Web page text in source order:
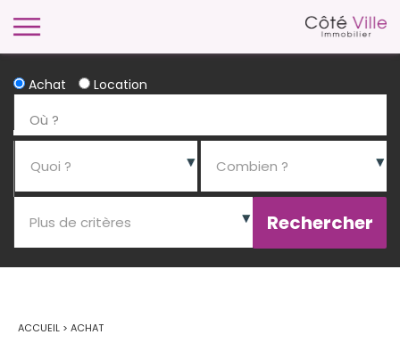
Achat Location
ACCUEIL > ACHAT